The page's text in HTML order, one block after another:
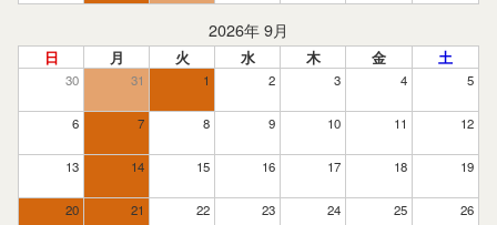
2026年 9月
日 月 火 水 木 金 土
30 31 1 2 3 4 5
6 7 8 9 10 11 12
13 14 15 16 17 18 19
20 21 22 23 24 25 26